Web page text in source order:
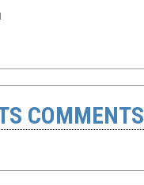
COMMENTS